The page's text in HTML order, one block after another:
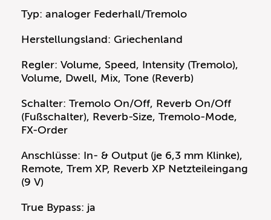
Typ: analoger Federhall/Tremolo
Herstellungsland: Griechenland
Regler: Volume, Speed, Intensity (Tremolo),
Volume, Dwell, Mix, Tone (Reverb)
Schalter: Tremolo On/Off, Reverb On/Off
(Fußschalter), Reverb-Size, Tremolo-Mode,
FX-Order
Anschlüsse: In- & Output (je 6,3 mm Klinke),
Remote, Trem XP, Reverb XP Netzteileingang
(9 V)
True Bypass: ja